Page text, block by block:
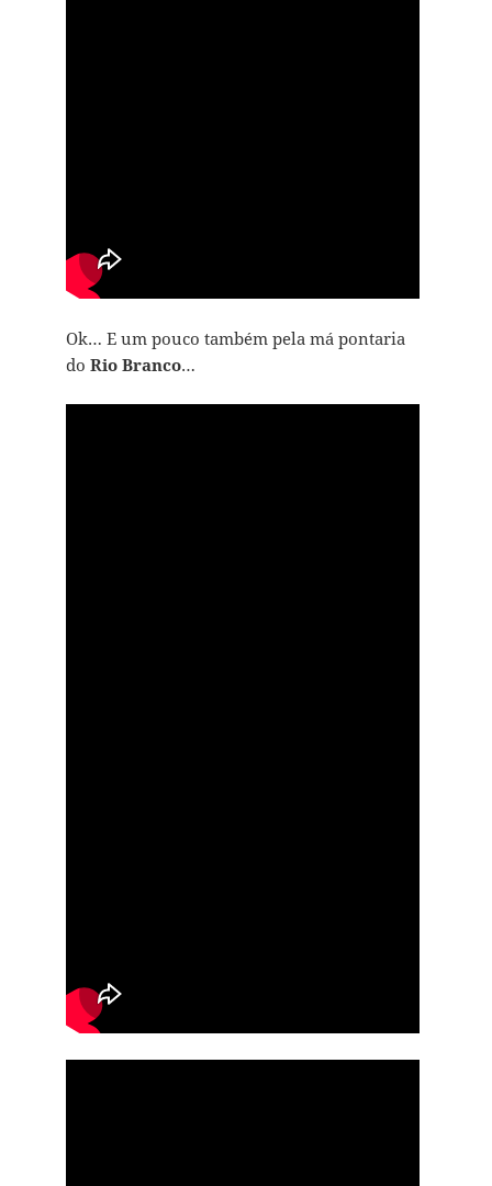
Ok… E um pouco também pela má pontaria
do Rio Branco…